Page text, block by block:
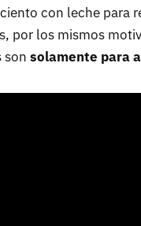
con leche para
por los mismos
son solamente para